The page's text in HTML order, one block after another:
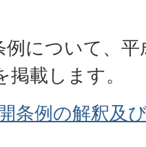
例について、
載します。
条例の解釈及